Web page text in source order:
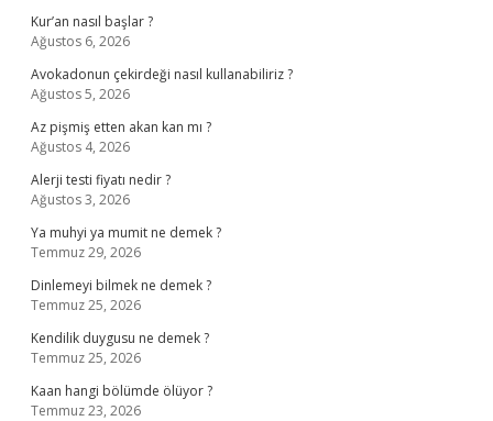
Kur’an nasıl başlar ?
Ağustos 6, 2026
Avokadonun çekirdeği nasıl kullanabiliriz ?
Ağustos 5, 2026
Az pişmiş etten akan kan mı ?
Ağustos 4, 2026
Alerji testi fiyatı nedir ?
Ağustos 3, 2026
Ya muhyi ya mumit ne demek ?
Temmuz 29, 2026
Dinlemeyi bilmek ne demek ?
Temmuz 25, 2026
Kendilik duygusu ne demek ?
Temmuz 25, 2026
Kaan hangi bölümde ölüyor ?
Temmuz 23, 2026